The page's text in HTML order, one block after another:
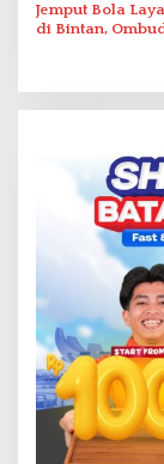
Jemput Bola
di Bintan,